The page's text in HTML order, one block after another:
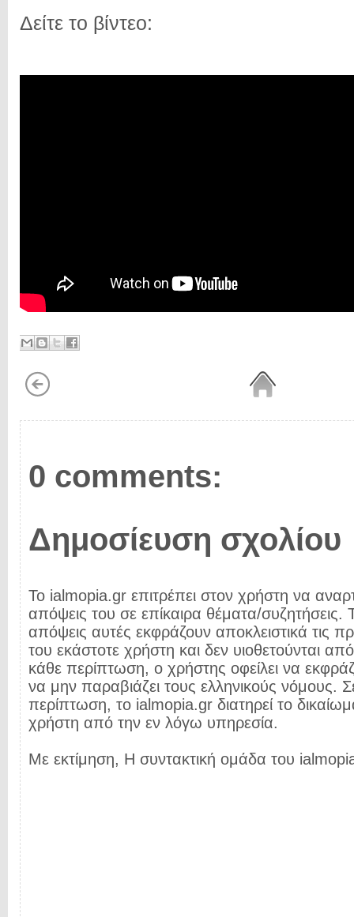
Δείτε το βίντεο:
0 comments:
Δημοσίευση σχολίου
Το ialmopia.gr επιτρέπει στον χρήστη να
απόψεις του σε επίκαιρα θέματα/συζητήσεις.
απόψεις αυτές εκφράζουν αποκλειστικά τις
του εκάστοτε χρήστη και δεν υιοθετούνται
κάθε περίπτωση, ο χρήστης οφείλει να
να μην παραβιάζει τους ελληνικούς νόμους.
περίπτωση, το ialmopia.gr διατηρεί το
χρήστη από την εν λόγω υπηρεσία.
Με εκτίμηση, Η συντακτική ομάδα του